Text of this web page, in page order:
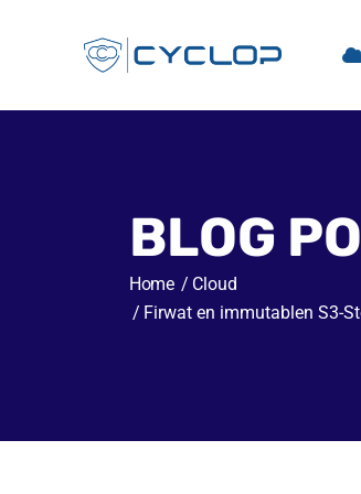
BLOG
Home
Cloud
Firwat en immutablen S3-